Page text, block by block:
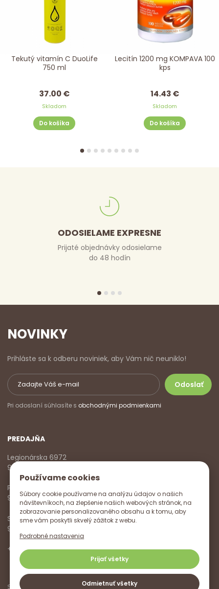
Používame cookies
Súbory cookie používame na analýzu údajov o našich
návštevníkoch, na zlepšenie našich webových stránok, na
zobrazovanie personalizovaného obsahu a k tomu, aby
sme vám poskytli skvelý zážitok z webu.
Podrobné nastavenia
Prijať všetky
Odmietnuť všetky
Tekutý vitamín C DuoLife
750 ml
37.00 €
Skladom
Do košíka
Lecitín 1200 mg KOMPAVA 100
kps
14.43 €
Skladom
Do košíka
ODOSIELAME EXPRESNE
Prijaté objednávky odosielame
do 48 hodín
NOVINKY
Prihláste sa k odberu noviniek, aby Vám nič neuniklo!
Pri odoslaní súhlasíte s obchodnými podmienkami
PREDAJŇA
Legionárska 6972
911 01 Trenčín
Pondelok - Piatok
9:00 - 17:00
Sobota
9:00 - 12:00
+421 918 785 620,+421 915 572 350,info@vitanella.sk
Sledujte nás na